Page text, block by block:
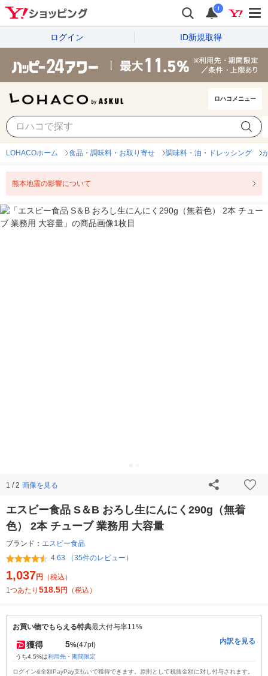
i
ログイン ID新規取得
ロハコメニュー
LOHACOホーム 食品・調味料・お取り寄せ 調味料・油・ドレッシング
熊本地震の影響について
1 / 2 画像を見る
エスビー食品 S＆B おろし生にんにく290g（無着
色） 2本 チューブ 業務用 大容量
ブランド： エスビー食品
4.63 （35件のレビュー）
1,037円
（税込）
1つあたり 518.5円 （税込）
お買い物でもらえる特典最大付与率11%
獲得 5%(47pt)
うち4.5%は利用先・期間限定
内訳を見る
ログイン&全額PayPay支払いで獲得できます。原則として税抜金額に対し付与されます。